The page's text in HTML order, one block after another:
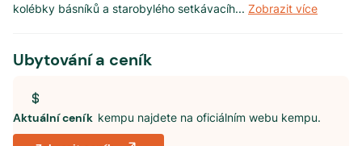
kolébky básníků a starobylého setkávacíh... Zobrazit více
Ubytování a ceník
Aktuální ceník kempu najdete na oficiálním webu kempu.